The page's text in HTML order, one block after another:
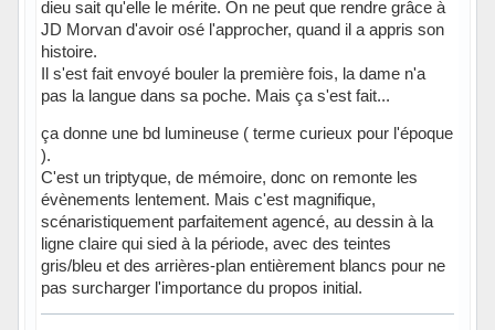
dieu sait qu'elle le mérite. On ne peut que rendre grâce à
JD Morvan d'avoir osé l'approcher, quand il a appris son
histoire.
Il s'est fait envoyé bouler la première fois, la dame n'a
pas la langue dans sa poche. Mais ça s'est fait...
ça donne une bd lumineuse ( terme curieux pour l'époque
).
C'est un triptyque, de mémoire, donc on remonte les
évènements lentement. Mais c'est magnifique,
scénaristiquement parfaitement agencé, au dessin à la
ligne claire qui sied à la période, avec des teintes
gris/bleu et des arrières-plan entièrement blancs pour ne
pas surcharger l'importance du propos initial.